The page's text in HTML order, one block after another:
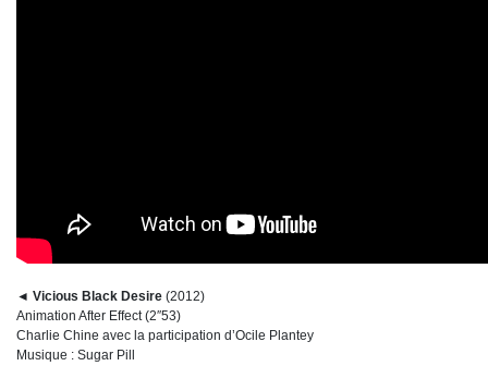
◄ Vicious Black Desire (2012)
Animation After Effect (2″53)
Charlie Chine avec la participation d’Ocile Plantey
Musique : Sugar Pill